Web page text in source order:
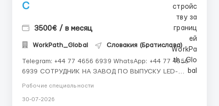
С
3500€ / в месяц
WorkPath_Global Словакия (Братислава)
Telegram: +44 77 4656 6939 WhatsApp: +44 77 4656
6939 СОТРУДНИК НА ЗАВОД ПО ВЫПУСКУ LED-
ОСВЕЩЕНИЯ — СЛОВАКИЯ 💶 Доход: от 2 900 до 4
Словакии требуется персонал для работы на
Рабочие специальности
30-07-2026